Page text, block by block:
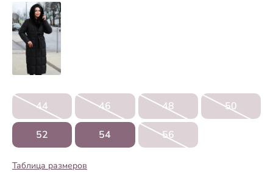
44 46 48 50
52 54 56
Таблица размеров